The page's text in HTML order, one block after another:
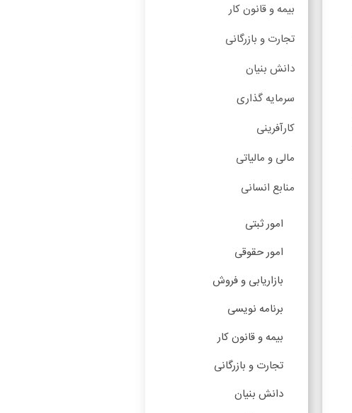
بیمه و قانون کار
تجارت و بازرگانی
دانش بنیان
سرمایه گذاری
کارآفرینی
مالی و مالیاتی
منابع انسانی
امور ثبتی
امور حقوقی
بازاریابی و فروش
برنامه نویسی
بیمه و قانون کار
تجارت و بازرگانی
دانش بنیان